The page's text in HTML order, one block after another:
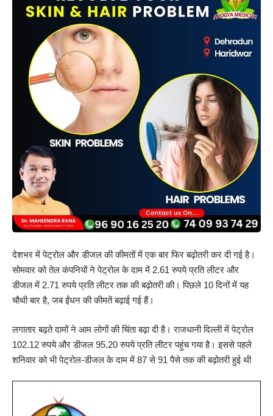
देशभर में पेट्रोल और डीजल की कीमतों में एक बार फिर बढ़ोतरी कर दी गई है।
सोमवार को तेल कंपनियों ने पेट्रोल के दाम में 2.61 रुपये प्रति लीटर और
डीजल में 2.71 रुपये प्रति लीटर तक की बढ़ोतरी की। पिछले 10 दिनों में यह
चौथी बार है, जब ईंधन की कीमतें बढ़ाई गई हैं।
लगातार बढ़ते दामों ने आम लोगों की चिंता बढ़ा दी है। राजधानी दिल्ली में पेट्रोल
102.12 रुपये और डीजल 95.20 रुपये प्रति लीटर पहुंच गया है। इससे पहले
शनिवार को भी पेट्रोल-डीजल के दाम में 87 से 91 पैसे तक की बढ़ोतरी हुई थी